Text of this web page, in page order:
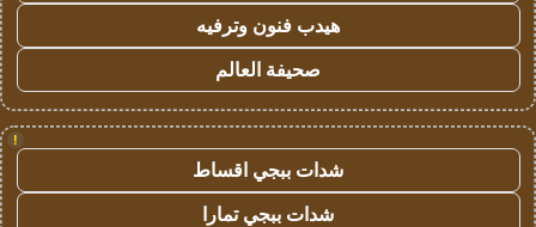
هيدب فنون وترفيه
صحيفة العالم
!
شدات ببجي اقساط
شدات ببجي تمارا